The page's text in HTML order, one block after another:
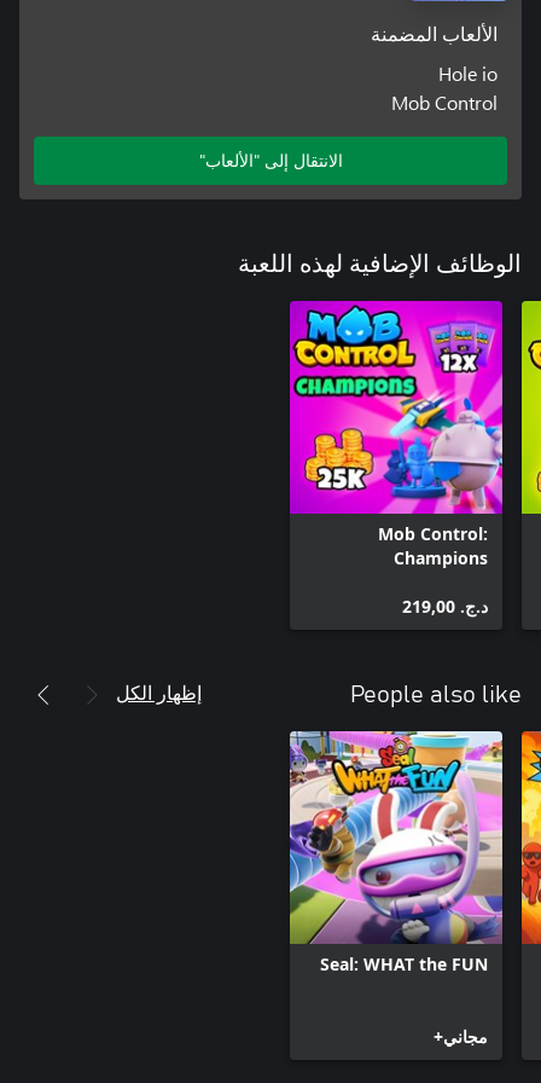
الألعاب المضمنة
Hole io
Mob Control
الانتقال إلى "الألعاب"
الوظائف الإضافية لهذه اللعبة
Mob Control:
Champions
د.ج.‏ 219,00
People also like إظهار الكل
Seal: WHAT the FUN
مجاني+